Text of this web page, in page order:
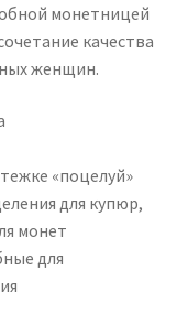
монетницей
качества
женщин.
«поцелуй»
для купюр,
монет
для